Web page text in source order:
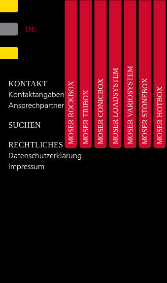
DE
MOSER ROCKBOXMOSER TRIBOXMOSER CONICBOXMOSER LOADSYSTEMMOSER VARIOSYSTEMMOSER STONEBOXMOSER HOTBOX
KONTAKT
Kontaktangaben
Ansprechpartner
SUCHEN
RECHTLICHES
Datenschutzerklärung
Impressum